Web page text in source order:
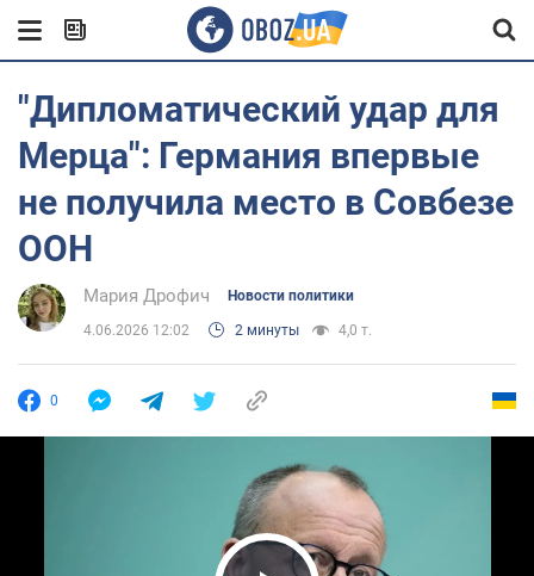
"Дипломатический удар для
Мерца": Германия впервые
не получила место в Совбезе
ООН
Мария Дрофич Новости политики
4.06.2026 12:02 2 минуты 4,0 т.
0